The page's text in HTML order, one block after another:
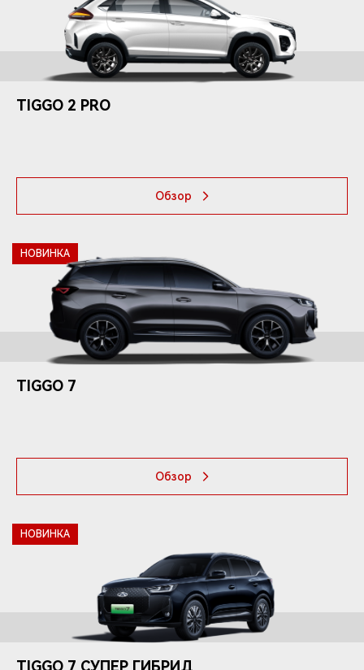
TIGGO 2 PRO
Обзор
НОВИНКА
TIGGO 7
Обзор
НОВИНКА